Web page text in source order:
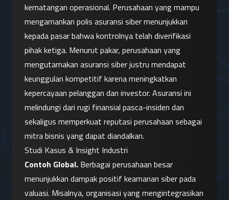
kematangan operasional. Perusahaan yang mampu
mengamankan polis asuransi siber menunjukkan
kepada pasar bahwa kontrolnya telah diverifikasi
pihak ketiga. Menurut pakar, perusahaan yang
mengutamakan asuransi siber justru mendapat
keunggulan kompetitif karena meningkatkan
kepercayaan pelanggan dan investor. Asuransi ini
melindungi dari rugi finansial pasca-insiden dan
sekaligus memperkuat reputasi perusahaan sebagai
mitra bisnis yang dapat diandalkan.
Studi Kasus & Insight Industri
Contoh Global. Berbagai perusahaan besar
menunjukkan dampak positif keamanan siber pada
valuasi. Misalnya, organisasi yang mengintegrasikan